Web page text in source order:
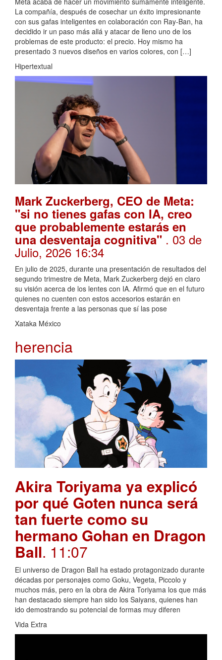
La compañía, después de cosechar un éxito impresionante
con sus gafas inteligentes en colaboración con Ray-Ban, ha
decidido ir un paso más allá y atacar de lleno uno de los
problemas de este producto: el precio. Hoy mismo ha
presentado 3 nuevos diseños en varios colores, con […]
Hipertextual
Mark Zuckerberg, CEO de Meta:
"si no tienes gafas con IA, creo
que probablemente estarás en
una desventaja cognitiva" . 03 de
Julio, 2026 16:34
En julio de 2025, durante una presentación de resultados del
segundo trimestre de Meta, Mark Zuckerberg dejó en claro
su visión acerca de los lentes con IA. Afirmó que en el futuro
quienes no cuenten con estos accesorios estarán en
desventaja frente a las personas que sí las pose
Xataka México
herencia
Akira Toriyama ya explicó
por qué Goten nunca será
tan fuerte como su
hermano Gohan en Dragon
Ball. 11:07
El universo de Dragon Ball ha estado protagonizado durante
décadas por personajes como Goku, Vegeta, Piccolo y
muchos más, pero en la obra de Akira Toriyama los que más
han destacado siempre han sido los Saiyans, quienes han
ido demostrando su potencial de formas muy diferen
Vida Extra